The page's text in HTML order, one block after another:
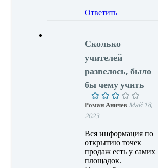
Ответить
Сколько
учителей
развелось, было
бы чему учить
Роман Аничев Май 18,
2023
Вся информация по
открытию точек
продаж есть у самих
площадок.